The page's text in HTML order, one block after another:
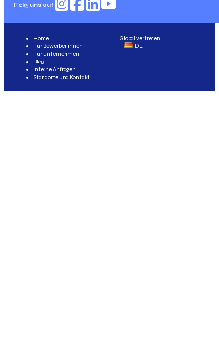
Folg uns auf
Global vertreten
DE
Home
Für Bewerber:innen
Für Unternehmen
Blog
Interne Anfragen
Standorte und Kontakt